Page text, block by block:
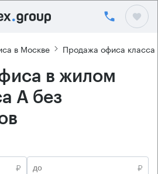
в Москве Продажа офиса класса
в жилом
А без
₽
₽